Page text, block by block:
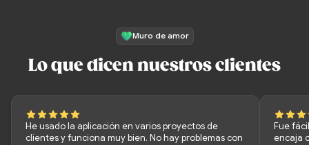
Muro de amor
Lo que dicen nuestros clientes
He usado la aplicación en varios proyectos de
clientes y funciona muy bien. No hay problemas con
Fue
encaja